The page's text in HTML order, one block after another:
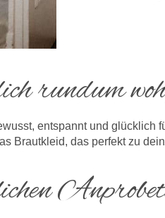
rundum
entspannt und glücklich
Brautkleid, das perfekt zu